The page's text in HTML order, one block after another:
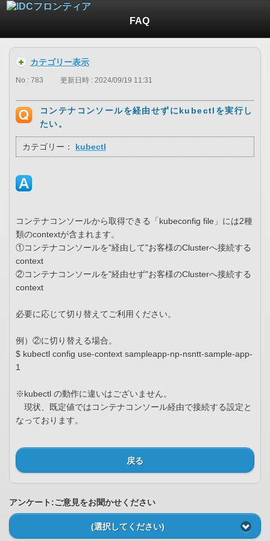
FAQ
カテゴリー表示
No : 783 更新日時 : 2024/09/19 11:31
コンテナコンソールを経由せずにkubectlを実行し
たい。
カテゴリー： kubectl
コンテナコンソールから取得できる「kubeconfig file」には2種
類のcontextが含まれます。
①コンテナコンソールを"経由して"お客様のClusterへ接続する
context
②コンテナコンソールを"経由せず"お客様のClusterへ接続する
context
必要に応じて切り替えてご利用ください。
例）②に切り替える場合。
$ kubectl config use-context sampleapp-np-nsntt-sample-app-
1
※kubectl の動作に違いはございません。
現状、既定値ではコンテナコンソール経由で接続する設定と
なっております。
戻る
アンケート:ご意見をお聞かせください
(選択してください)